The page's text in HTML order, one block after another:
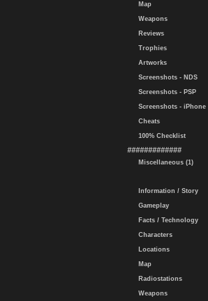
Map
Weapons
Reviews
Trophies
Artworks
Screenshots - NDS
Screenshots - PSP
Screenshots - iPhone
Cheats
100% Checklist
#############
Miscellaneous (1)
Information / Story
Gameplay
Facts / Technology
Characters
Locations
Map
Radiostations
Weapons